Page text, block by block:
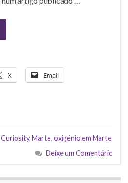
X Email
Curiosity, Marte, oxigénio em Marte
Deixe um Comentário